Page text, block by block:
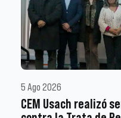
5 Ago 2026
CEM Usach realizó